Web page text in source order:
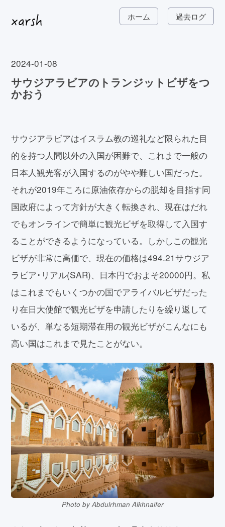
ホーム 過去ログ
2024-01-08
サウジアラビアのトランジットビザをつ
かおう
サウジアラビアはイスラム教の巡礼など限られた目
的を持つ人間以外の入国が困難で、これまで一般の
日本人観光客が入国するのがやや難しい国だった。
それが2019年ころに原油依存からの脱却を目指す同
国政府によって方針が大きく転換され、現在はだれ
でもオンラインで簡単に観光ビザを取得して入国す
ることができるようになっている。しかしこの観光
ビザが非常に高価で、現在の価格は494.21サウジア
ラビア･リアル(SAR)、日本円でおよそ20000円。私
はこれまでもいくつかの国でアライバルビザだった
り在日大使館で観光ビザを申請したりを繰り返して
いるが、単なる短期滞在用の観光ビザがこんなにも
高い国はこれまで見たことがない。
Photo by Abdulrhman Alkhnaifer